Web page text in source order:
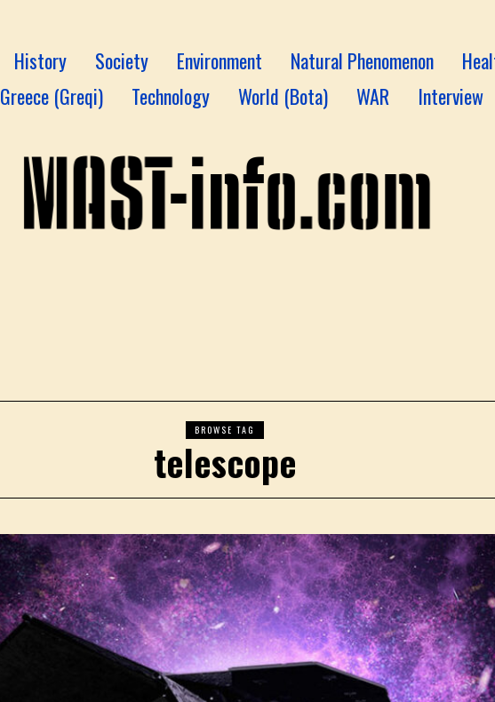
History Society Environment Natural Phenomenon
Greece (Greqi) Technology World (Bota) WAR Interview
BROWSE TAG
telescope